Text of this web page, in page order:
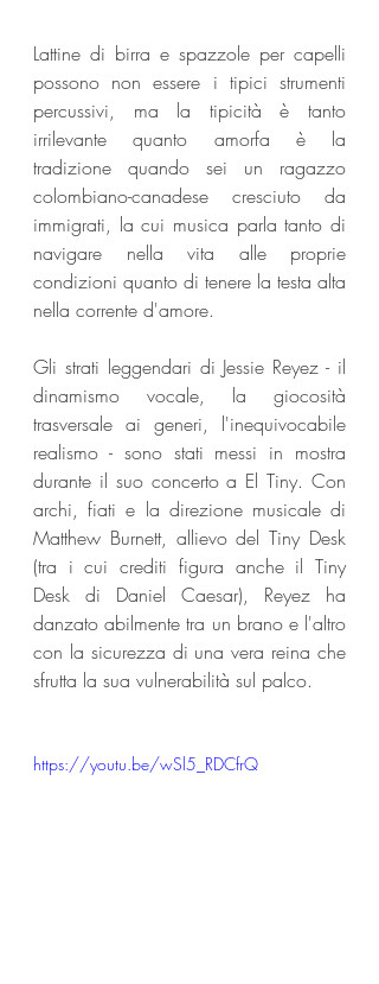
Lattine di birra e spazzole per capelli
possono non essere i tipici strumenti
percussivi, ma la tipicità è tanto
irrilevante quanto amorfa è la
tradizione quando sei un ragazzo
colombiano-canadese cresciuto da
immigrati, la cui musica parla tanto di
navigare nella vita alle proprie
condizioni quanto di tenere la testa alta
nella corrente d'amore.
Gli strati leggendari di Jessie Reyez - il
dinamismo vocale, la giocosità
trasversale ai generi, l'inequivocabile
realismo - sono stati messi in mostra
durante il suo concerto a El Tiny. Con
archi, fiati e la direzione musicale di
Matthew Burnett, allievo del Tiny Desk
(tra i cui crediti figura anche il Tiny
Desk di Daniel Caesar), Reyez ha
danzato abilmente tra un brano e l'altro
con la sicurezza di una vera reina che
sfrutta la sua vulnerabilità sul palco.
https://youtu.be/wSl5_RDCfrQ